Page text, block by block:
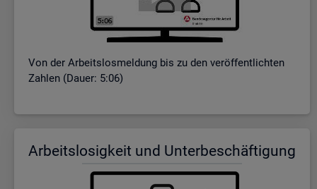
Von der Ar­beits­los­mel­dung bis zu den ver­öf­fent­lich­ten
Zah­len (Dauer: 5:06)
Ar­beits­lo­sig­keit und Un­ter­be­schäf­ti­gung